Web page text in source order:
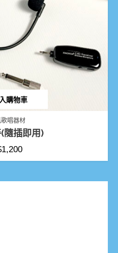
購物車
唱器材
隨插即用)
1,200